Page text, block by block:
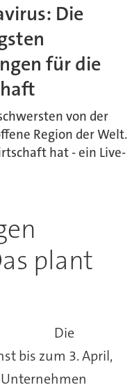
Die
für die
von der
Region der Welt.
hat - ein Live-
plant
Die
bis zum 3. April,